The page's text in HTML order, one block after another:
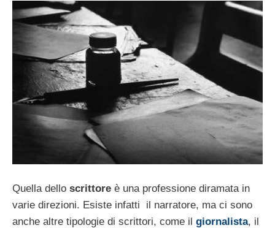
Quella dello scrittore è una professione diramata in
varie direzioni. Esiste infatti il narratore, ma ci sono
anche altre tipologie di scrittori, come il giornalista, il